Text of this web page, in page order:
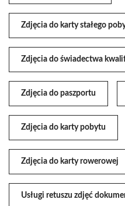
Zdjęcia do karty stałego
Zdjęcia do świadectwa
Zdjęcia do paszportu
Zdjęcia do karty pobytu
Zdjęcia do karty rowerowej
Usługi retuszu zdjęć